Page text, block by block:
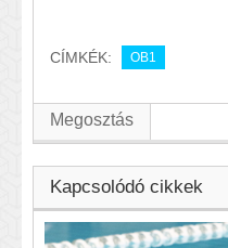
CÍMKÉK: OB1
Megosztás
Kapcsolódó cikkek